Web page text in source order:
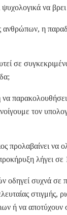
ψυχολογικά να
ανθρώπων, η
σε
να
τον
προλαβαίνει να
λήγει σε
οδηγεί συχνά σε
στιγμής,
ή να αποτύχουν